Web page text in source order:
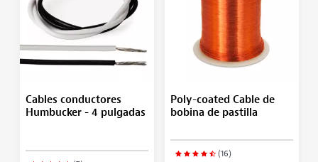
Cables conductores
Humbucker - 4 pulgadas
Poly-coated Cable de
bobina de pastilla
(16)